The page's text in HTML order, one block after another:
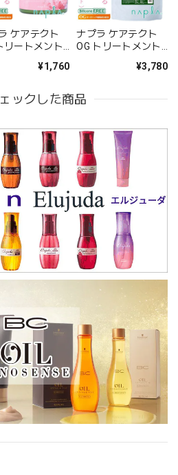
ケアテクト
リートメント
¥1,760
ナプラ ケアテクト
OG トリートメント
¥3,780
ックした商品